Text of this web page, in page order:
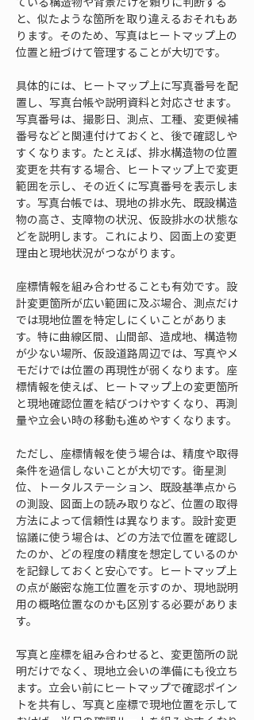
と、似たような箇所を取り違えるおそれもあ
ります。そのため、写真はヒートマップ上の
位置と紐づけて管理することが大切です。
具体的には、ヒートマップ上に写真番号を配
置し、写真台帳や説明資料と対応させます。
写真番号は、撮影日、測点、工種、変更候補
番号などと関連付けておくと、後で確認しや
すくなります。たとえば、排水構造物の位置
変更を共有する場合、ヒートマップ上で変更
範囲を示し、その近くに写真番号を表示しま
す。写真台帳では、現地の排水先、既設構造
物の高さ、支障物の状況、仮設排水の状態な
どを説明します。これにより、図面上の変更
理由と現地状況がつながります。
座標情報を組み合わせることも有効です。設
計変更箇所が広い範囲に及ぶ場合、測点だけ
では現地位置を特定しにくいことがありま
す。特に曲線区間、山間部、造成地、構造物
が少ない場所、仮設道路周辺では、写真やメ
モだけでは位置の再現性が弱くなります。座
標情報を使えば、ヒートマップ上の変更箇所
と現地確認位置を結びつけやすくなり、再測
量や立会い時の移動も進めやすくなります。
ただし、座標情報を使う場合は、精度や取得
条件を過信しないことが大切です。衛星測
位、トータルステーション、既設基準点から
の測設、図面上の読み取りなど、位置の取得
方法によって信頼性は異なります。設計変更
協議に使う場合は、どの方法で位置を確認し
たのか、どの程度の精度を想定しているのか
を記録しておくと安心です。ヒートマップ上
の点が厳密な施工位置を示すのか、現地説明
用の概略位置なのかも区別する必要がありま
す。
写真と座標を組み合わせると、変更箇所の説
明だけでなく、現地立会いの準備にも役立ち
ます。立会い前にヒートマップで確認ポイン
トを共有し、写真と座標で現地位置を示して